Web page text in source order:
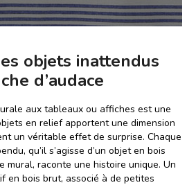
objets inattendus
d’audace
aux tableaux ou affiches est une
en relief apportent une dimension
un véritable effet de surprise. Chaque
qu’il s’agisse d’un objet en bois
mural, raconte une histoire unique. Un
en bois brut, associé à de petites